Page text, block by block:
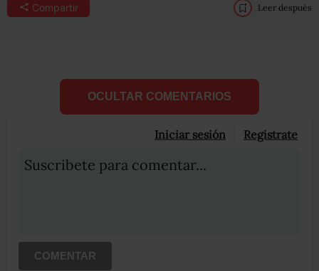
Compartir Leer después
OCULTAR COMENTARIOS
Iniciar sesión Registrate
Suscribete para comentar...
COMENTAR